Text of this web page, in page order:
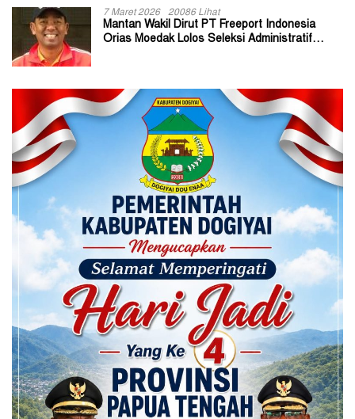
7 Maret 2026 20086 Lihat
Mantan Wakil Dirut PT Freeport Indonesia
Orias Moedak Lolos Seleksi Administratif